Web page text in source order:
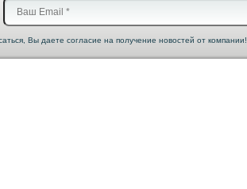
Вы даете согласие на получение новостей от компании!